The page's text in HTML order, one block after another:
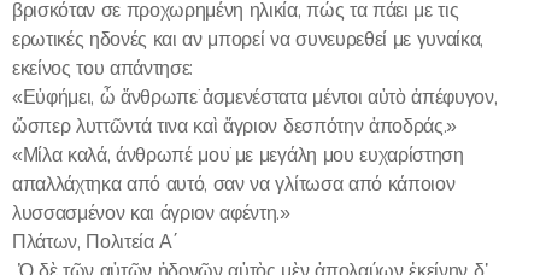
βρισκόταν σε προχωρημένη ηλικία, πώς τα πάει με τις
ερωτικές ηδονές και αν μπορεί να συνευρεθεί με γυναίκα,
εκείνος του απάντησε:
«Εὐφήμει, ὦ ἄνθρωπε˙ ἀσμενέστατα μέντοι αὐτὸ ἀπέφυγον,
ὥσπερ λυττῶντά τινα καὶ ἄγριον δεσπότην ἀποδράς.»
«Μίλα καλά, άνθρωπέ μου˙ με μεγάλη μου ευχαρίστηση
απαλλάχτηκα από αυτό, σαν να γλίτωσα από κάποιον
λυσσασμένον και άγριον αφέντη.»
Πλάτων, Πολιτεία Α΄